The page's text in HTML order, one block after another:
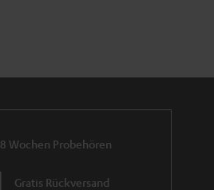
8 Wochen Probehören
Gratis Rückversand